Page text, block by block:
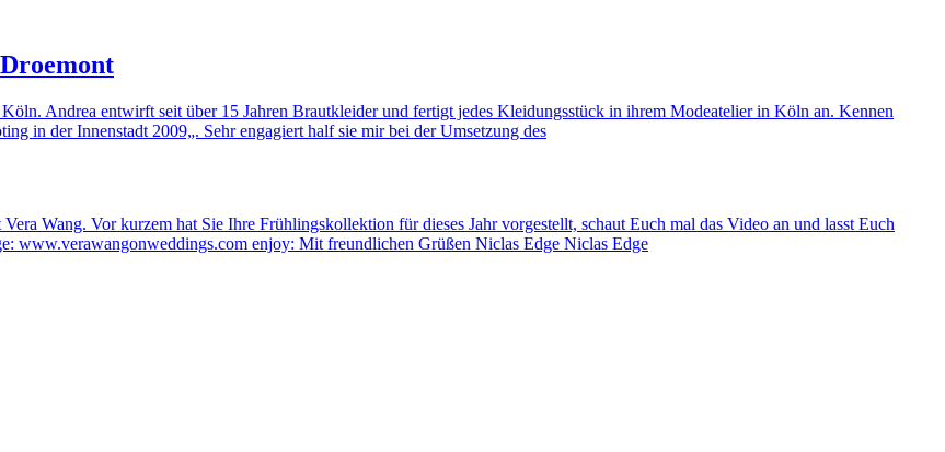
Andrea entwirft seit über 15 Jahren Brautkleider und fertigt jedes Kleidungsstück in ihrem Modeatelier in Köln an. Kennen
in der Innenstadt 2009„. Sehr engagiert half sie mir bei der Umsetzung des
Wang. Vor kurzem hat Sie Ihre Frühlingskollektion für dieses Jahr vorgestellt, schaut Euch mal das Video an und lasst Euch
www.verawangonweddings.com enjoy: Mit freundlichen Grüßen Niclas Edge Niclas Edge